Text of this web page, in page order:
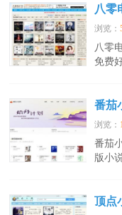
八零
浏览：
八零
免费
番茄
浏览：
番茄
版小
顶点